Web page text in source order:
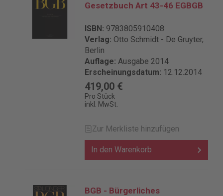
Gesetzbuch Art 43-46 EGBGB
ISBN: 9783805910408
Verlag: Otto Schmidt - De Gruyter,
Berlin
Auflage: Ausgabe 2014
Erscheinungsdatum: 12.12.2014
419,00 €
Pro Stück
inkl. MwSt.
Zur Merkliste hinzufügen
In den Warenkorb
BGB - Bürgerliches